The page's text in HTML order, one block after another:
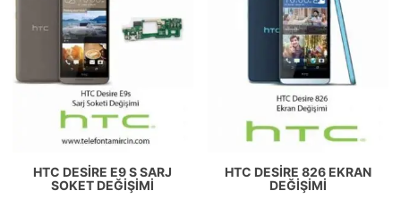
HTC DESIRE E9 S SARJ
SOKET DEĞIŞIMI
HTC DESIRE 826 EKRAN
DEĞIŞIMI